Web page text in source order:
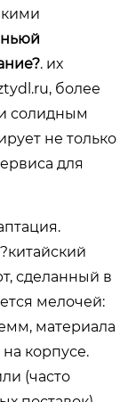
. их
, более
солидным
не только
для
сделанный в
мелочей:
материала
корпусе.
(часто